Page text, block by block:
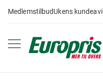
til
MedlemstilbudUkens